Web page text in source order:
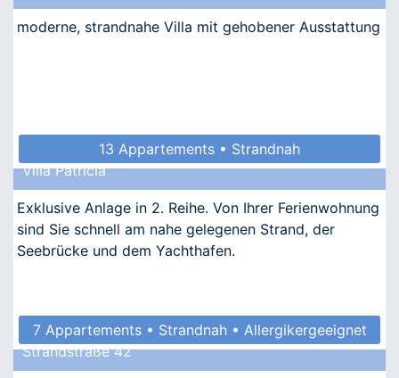
moderne, strandnahe Villa mit gehobener Ausstattung
13 Appartements • Strandnah
Villa Patricia
Exklusive Anlage in 2. Reihe. Von Ihrer Ferienwohnung
sind Sie schnell am nahe gelegenen Strand, der
Seebrücke und dem Yachthafen.
7 Appartements • Strandnah • Allergikergeeignet
Strandstraße 42